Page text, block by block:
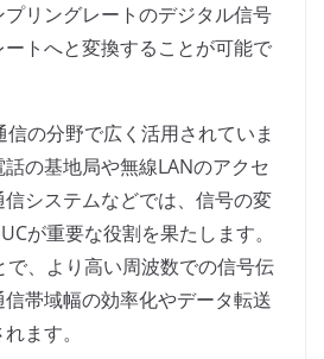
リングレートのデジタル信号
トへと変換することが可能で
の分野で広く活用されていま
の基地局や無線LANのアクセ
システムなどでは、信号の変
が重要な役割を果たします。
で、より高い周波数での信号伝
帯域幅の効率化やデータ転送
ます。